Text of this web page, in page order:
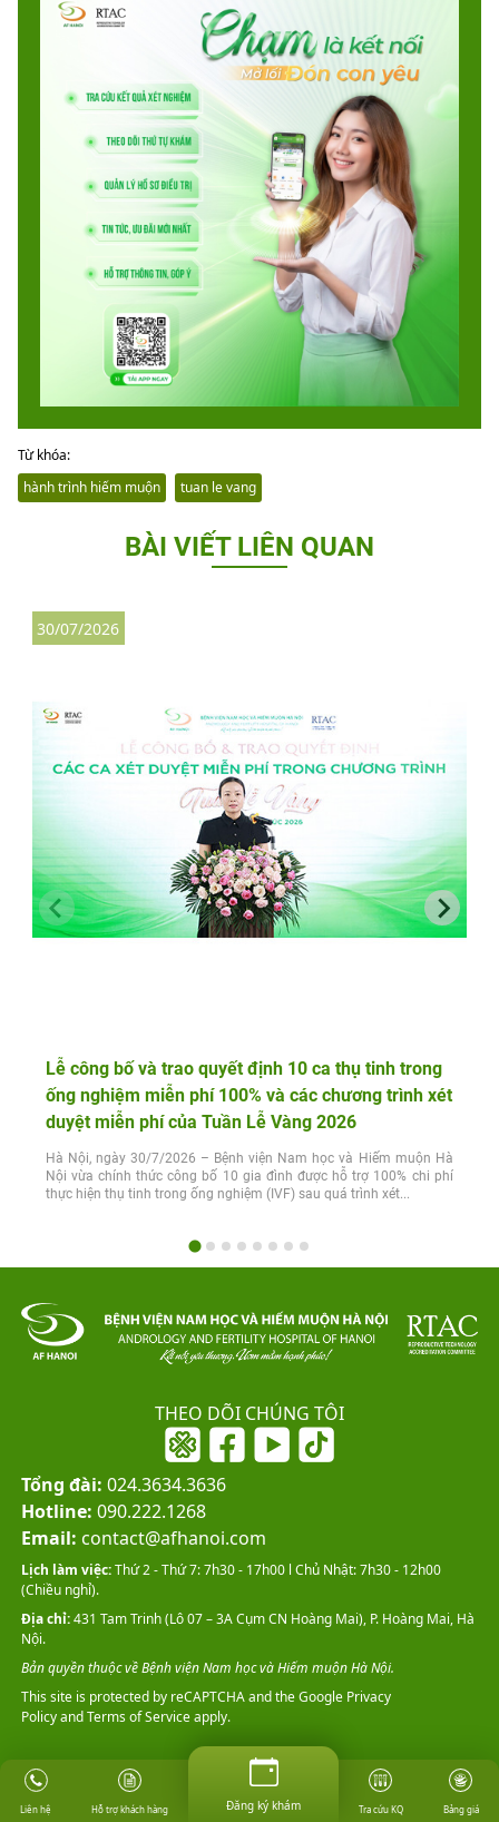
Từ khóa:
hành trình hiếm muộn
tuan le vang
BÀI VIẾT LIÊN QUAN
Lễ công bố và trao quyết định 10 ca thụ tinh trong
ống nghiệm miễn phí 100% và các chương trình xét
duyệt miễn phí của Tuần Lễ Vàng 2026
Hà Nội, ngày 30/7/2026 – Bệnh viện Nam học và Hiếm muộn Hà
Nội vừa chính thức công bố 10 gia đình được hỗ trợ 100% chi phí
thực hiện thụ tinh trong ống nghiệm (IVF) sau quá trình xét...
30/07/2026
THEO DÕI CHÚNG TÔI
Tổng đài: 024.3634.3636
Hotline: 090.222.1268
Email: contact@afhanoi.com
This site is protected by reCAPTCHA and the GooglePrivacy
PolicyandTerms of Serviceapply.
Lịch làm việc:Thứ 2 - Thứ 7: 7h30 - 17h00 l Chủ Nhật: 7h30 - 12h00
(Chiều nghỉ).
Địa chỉ:431 Tam Trinh (Lô 07 – 3A Cụm CN Hoàng Mai), P. Hoàng Mai, Hà
Nội.
Bản quyền thuộc về Bệnh viện Nam học và Hiếm muộn Hà Nội.
Liên hệ Hỗ trợ khách hàng Đăng ký khám Tra cứu KQ Bảng giá
Đăng ký khám